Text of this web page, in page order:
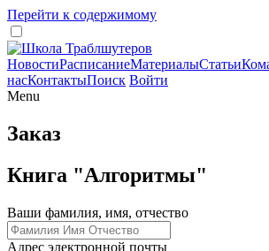
Перейти к содержимому
НовостиРасписаниеМатериалыСтатьи
насКонтактыПоиск Войти
Menu
Заказ
Книга "Алгоритмы"
Ваши фамилия, имя, отчество
Адрес электронной почты